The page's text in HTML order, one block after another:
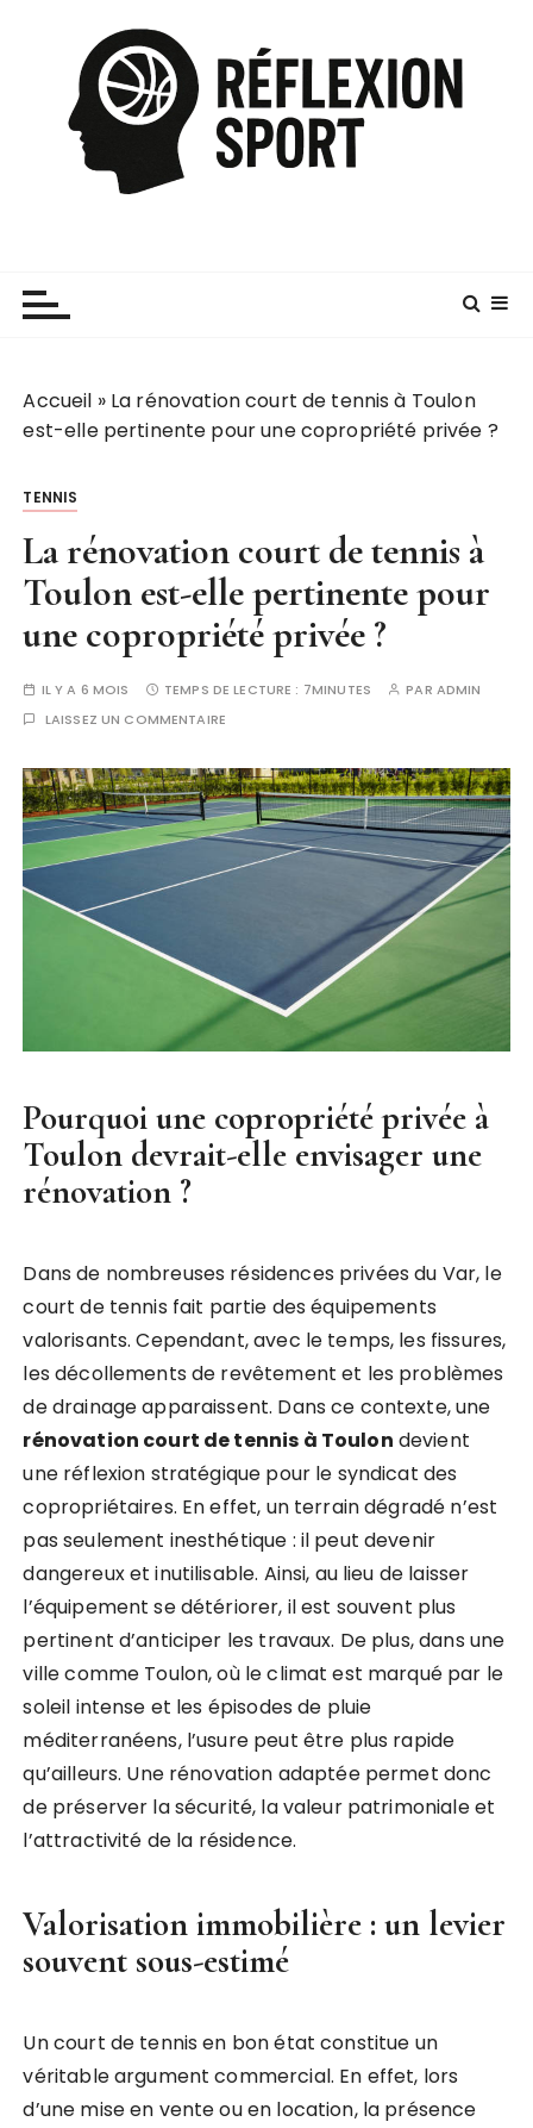
Accueil » La rénovation court de tennis à Toulon
est-elle pertinente pour une copropriété privée ?
TENNIS
La rénovation court de tennis à
Toulon est-elle pertinente pour
une copropriété privée ?
IL Y A 6 MOIS TEMPS DE LECTURE : 7MINUTES PAR ADMIN
LAISSEZ UN COMMENTAIRE
Pourquoi une copropriété privée à
Toulon devrait-elle envisager une
rénovation ?
Dans de nombreuses résidences privées du Var, le
court de tennis fait partie des équipements
valorisants. Cependant, avec le temps, les fissures,
les décollements de revêtement et les problèmes
de drainage apparaissent. Dans ce contexte, une
rénovation court de tennis à Toulon devient
une réflexion stratégique pour le syndicat des
copropriétaires. En effet, un terrain dégradé n’est
pas seulement inesthétique : il peut devenir
dangereux et inutilisable. Ainsi, au lieu de laisser
l’équipement se détériorer, il est souvent plus
pertinent d’anticiper les travaux. De plus, dans une
ville comme Toulon, où le climat est marqué par le
soleil intense et les épisodes de pluie
méditerranéens, l’usure peut être plus rapide
qu’ailleurs. Une rénovation adaptée permet donc
de préserver la sécurité, la valeur patrimoniale et
l’attractivité de la résidence.
Valorisation immobilière : un levier
souvent sous-estimé
Un court de tennis en bon état constitue un
véritable argument commercial. En effet, lors
d’une mise en vente ou en location, la présence